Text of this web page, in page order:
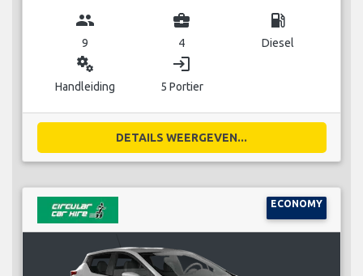
group
9
business_center
4
local_gas_station
Diesel
miscellaneous_services
Handleiding
login
5 Portier
DETAILS WEERGEVEN...
ECONOMY